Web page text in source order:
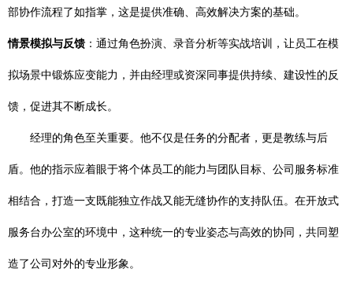
部协作流程了如指掌，这是提供准确、高效解决方案的基础。
情景模拟与反馈 ：通过角色扮演、录音分析等实战培训，让员工在模
拟场景中锻炼应变能力，并由经理或资深同事提供持续、建设性的反
馈，促进其不断成长。
经理的角色至关重要。他不仅是任务的分配者，更是教练与后
盾。他的指示应着眼于将个体员工的能力与团队目标、公司服务标准
相结合，打造一支既能独立作战又能无缝协作的支持队伍。在开放式
服务台办公室的环境中，这种统一的专业姿态与高效的协同，共同塑
造了公司对外的专业形象。